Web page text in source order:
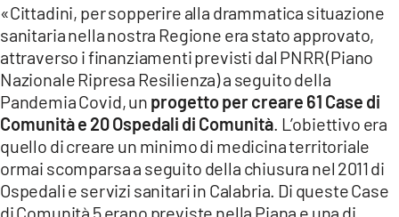
Network
LACPLAY.IT
LACTV.IT
LACONAIR.IT
LACITYMAG.IT
«Cittadini, per sopperire alla drammatica situazione
sanitaria nella nostra Regione era stato approvato,
attraverso i finanziamenti previsti dal PNRR (Piano
Nazionale Ripresa Resilienza) a seguito della
Pandemia Covid, un progetto per creare 61 Case di
Comunità e 20 Ospedali di Comunità . L’obiettivo era
quello di creare un minimo di medicina territoriale
ormai scomparsa a seguito della chiusura nel 2011 di
Ospedali e servizi sanitari in Calabria. Di queste Case
di Comunità 5 erano previste nella Piana e una di